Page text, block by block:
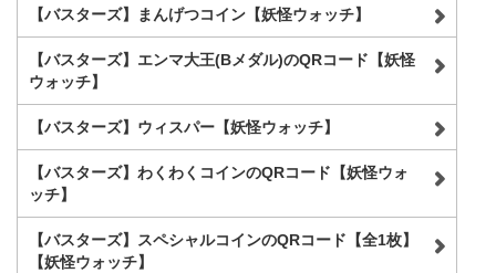
【バスターズ】まんげつコイン【妖怪ウォッチ】
【バスターズ】エンマ大王(Bメダル)のQRコード【妖怪
ウォッチ】
【バスターズ】ウィスパー【妖怪ウォッチ】
【バスターズ】わくわくコインのQRコード【妖怪ウォ
ッチ】
【バスターズ】スペシャルコインのQRコード【全1枚】
【妖怪ウォッチ】